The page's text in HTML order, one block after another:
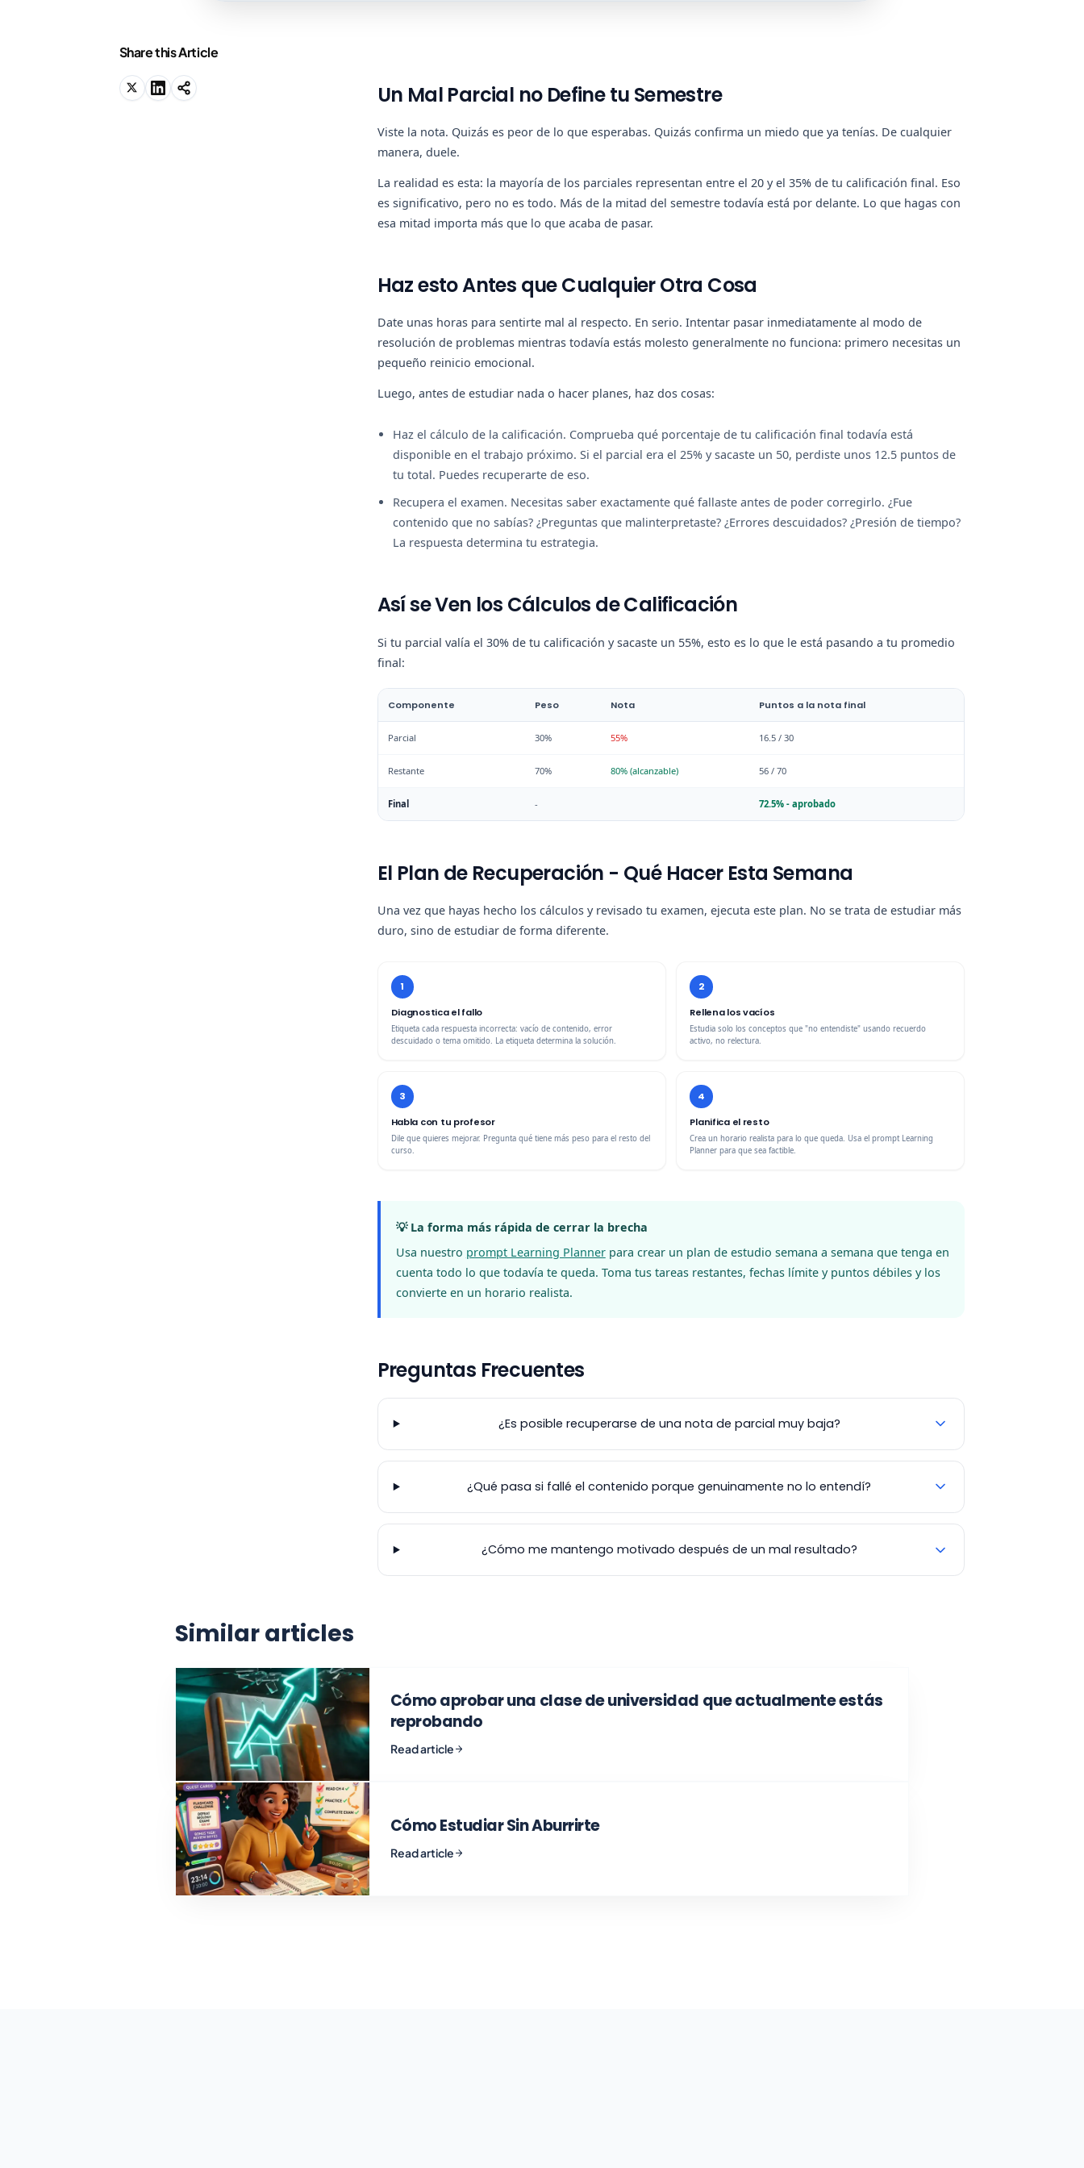
Share this Article
Un Mal Parcial no Define tu Semestre
Viste la nota. Quizás es peor de lo que esperabas. Quizás confirma un miedo que ya tenías. De cualquier
manera, duele.
La realidad es esta: la mayoría de los parciales representan entre el 20 y el 35% de tu calificación final. Eso
es significativo, pero no es todo. Más de la mitad del semestre todavía está por delante. Lo que hagas con
esa mitad importa más que lo que acaba de pasar.
Haz esto Antes que Cualquier Otra Cosa
Date unas horas para sentirte mal al respecto. En serio. Intentar pasar inmediatamente al modo de
resolución de problemas mientras todavía estás molesto generalmente no funciona: primero necesitas un
pequeño reinicio emocional.
Luego, antes de estudiar nada o hacer planes, haz dos cosas:
Haz el cálculo de la calificación. Comprueba qué porcentaje de tu calificación final todavía está
disponible en el trabajo próximo. Si el parcial era el 25% y sacaste un 50, perdiste unos 12.5 puntos de
tu total. Puedes recuperarte de eso.
Recupera el examen. Necesitas saber exactamente qué fallaste antes de poder corregirlo. ¿Fue
contenido que no sabías? ¿Preguntas que malinterpretaste? ¿Errores descuidados? ¿Presión de tiempo?
La respuesta determina tu estrategia.
Así se Ven los Cálculos de Calificación
Si tu parcial valía el 30% de tu calificación y sacaste un 55%, esto es lo que le está pasando a tu promedio
final:
Componente Peso Nota Puntos a la nota final
Parcial 30% 55% 16.5 / 30
Restante 70% 80% (alcanzable) 56 / 70
Final - 72.5% - aprobado
El Plan de Recuperación - Qué Hacer Esta Semana
Una vez que hayas hecho los cálculos y revisado tu examen, ejecuta este plan. No se trata de estudiar más
duro, sino de estudiar de forma diferente.
1
Diagnostica el fallo
Etiqueta cada respuesta incorrecta: vacío de contenido, error
descuidado o tema omitido. La etiqueta determina la solución.
2
Rellena los vacíos
Estudia solo los conceptos que "no entendiste" usando recuerdo
activo, no relectura.
3
Habla con tu profesor
Dile que quieres mejorar. Pregunta qué tiene más peso para el resto del
curso.
4
Planifica el resto
Crea un horario realista para lo que queda. Usa el prompt Learning
Planner para que sea factible.
💡 La forma más rápida de cerrar la brecha
Usa nuestro prompt Learning Plannerpara crear un plan de estudio semana a semana que tenga en
cuenta todo lo que todavía te queda. Toma tus tareas restantes, fechas límite y puntos débiles y los
convierte en un horario realista.
Preguntas Frecuentes
¿Es posible recuperarse de una nota de parcial muy baja?
¿Qué pasa si fallé el contenido porque genuinamente no lo entendí?
¿Cómo me mantengo motivado después de un mal resultado?
Similar articles
Cómo aprobar una clase de universidad que actualmente estás
reprobando
Read article
Cómo Estudiar Sin Aburrirte
Read article